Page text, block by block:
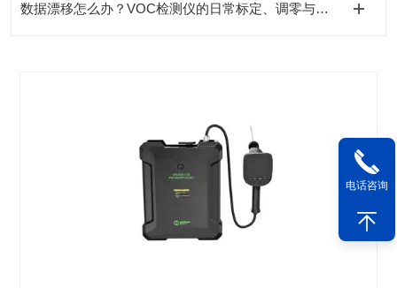
数据漂移怎么办？VOC检测仪的日常标定、调零与传感器维护全指南
电话咨询